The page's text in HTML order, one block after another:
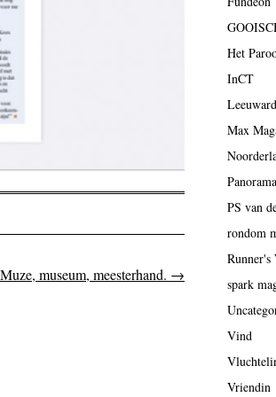
museum, meesterhand. →
Het
InCT
Max
Panorama
PS van
rondom
Runner's
spark
Vind
Vriendin